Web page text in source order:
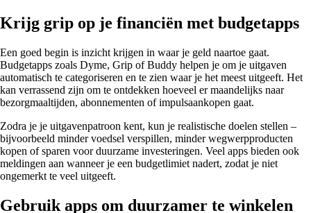
Krijg grip op je financiën met budgetapps
Een goed begin is inzicht krijgen in waar je geld naartoe gaat.
Budgetapps zoals Dyme, Grip of Buddy helpen je om je uitgaven
automatisch te categoriseren en te zien waar je het meest uitgeeft. Het
kan verrassend zijn om te ontdekken hoeveel er maandelijks naar
bezorgmaaltijden, abonnementen of impulsaankopen gaat.
Zodra je je uitgavenpatroon kent, kun je realistische doelen stellen –
bijvoorbeeld minder voedsel verspillen, minder wegwerpproducten
kopen of sparen voor duurzame investeringen. Veel apps bieden ook
meldingen aan wanneer je een budgetlimiet nadert, zodat je niet
ongemerkt te veel uitgeeft.
Gebruik apps om duurzamer te winkelen